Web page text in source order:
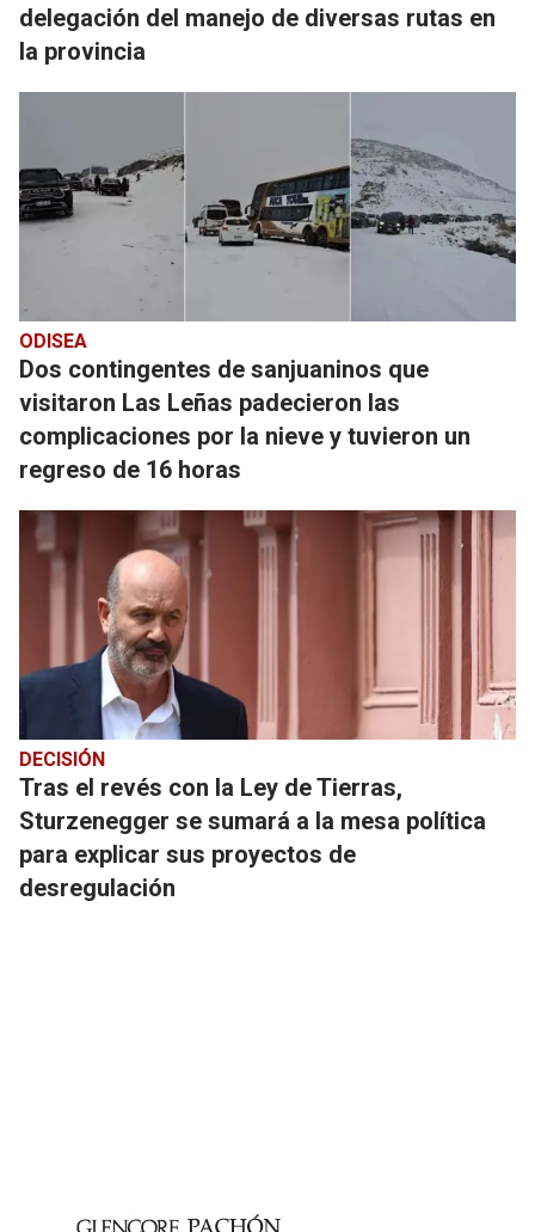
delegación del manejo de diversas rutas en
la provincia
ODISEA
Dos contingentes de sanjuaninos que
visitaron Las Leñas padecieron las
complicaciones por la nieve y tuvieron un
regreso de 16 horas
DECISIÓN
Tras el revés con la Ley de Tierras,
Sturzenegger se sumará a la mesa política
para explicar sus proyectos de
desregulación